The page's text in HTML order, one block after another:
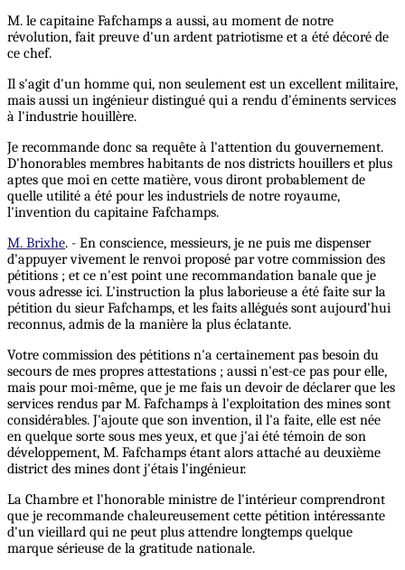
M. le capitaine Fafchamps a aussi, au moment de notre
révolution, fait preuve d'un ardent patriotisme et a été décoré de
ce chef.
Il s'agit d'un homme qui, non seulement est un excellent militaire,
mais aussi un ingénieur distingué qui a rendu d'éminents services
à l'industrie houillère.
Je recommande donc sa requête à l'attention du gouvernement.
D'honorables membres habitants de nos districts houillers et plus
aptes que moi en cette matière, vous diront probablement de
quelle utilité a été pour les industriels de notre royaume,
l'invention du capitaine Fafchamps.
M. Brixhe. - En conscience, messieurs, je ne puis me dispenser
d'appuyer vivement le renvoi proposé par votre commission des
pétitions ; et ce n'est point une recommandation banale que je
vous adresse ici. L'instruction la plus laborieuse a été faite sur la
pétition du sieur Fafchamps, et les faits allégués sont aujourd'hui
reconnus, admis de la manière la plus éclatante.
Votre commission des pétitions n'a certainement pas besoin du
secours de mes propres attestations ; aussi n'est-ce pas pour elle,
mais pour moi-même, que je me fais un devoir de déclarer que les
services rendus par M. Fafchamps à l'exploitation des mines sont
considérables. J'ajoute que son invention, il l'a faite, elle est née
en quelque sorte sous mes yeux, et que j'ai été témoin de son
développement, M. Fafchamps étant alors attaché au deuxième
district des mines dont j'étais l'ingénieur.
La Chambre et l'honorable ministre de l'intérieur comprendront
que je recommande chaleureusement cette pétition intéressante
d'un vieillard qui ne peut plus attendre longtemps quelque
marque sérieuse de la gratitude nationale.